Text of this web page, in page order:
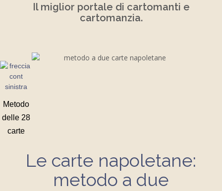
Il miglior portale di cartomanti e
cartomanzia.
Metodo
delle 28
carte
Le carte napoletane:
metodo a due